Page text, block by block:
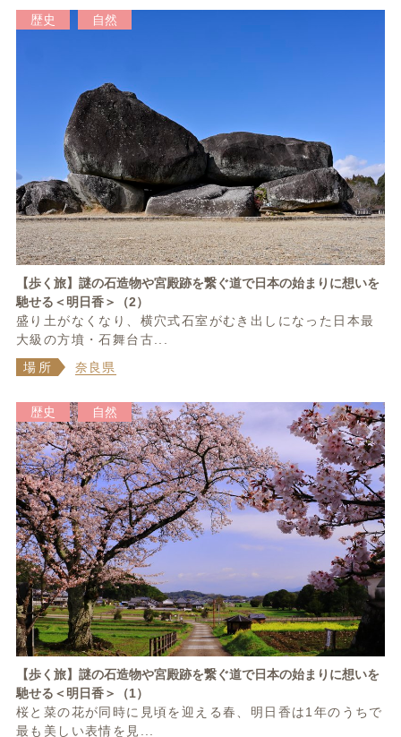
歴史 自然
【歩く旅】謎の石造物や宮殿跡を繋ぐ道で日本の始まりに想いを
馳せる＜明日香＞（2）
盛り土がなくなり、横穴式石室がむき出しになった日本最
大級の方墳・石舞台古...
場所
奈良県
歴史 自然
【歩く旅】謎の石造物や宮殿跡を繋ぐ道で日本の始まりに想いを
馳せる＜明日香＞（1）
桜と菜の花が同時に見頃を迎える春、明日香は1年のうちで
最も美しい表情を見...